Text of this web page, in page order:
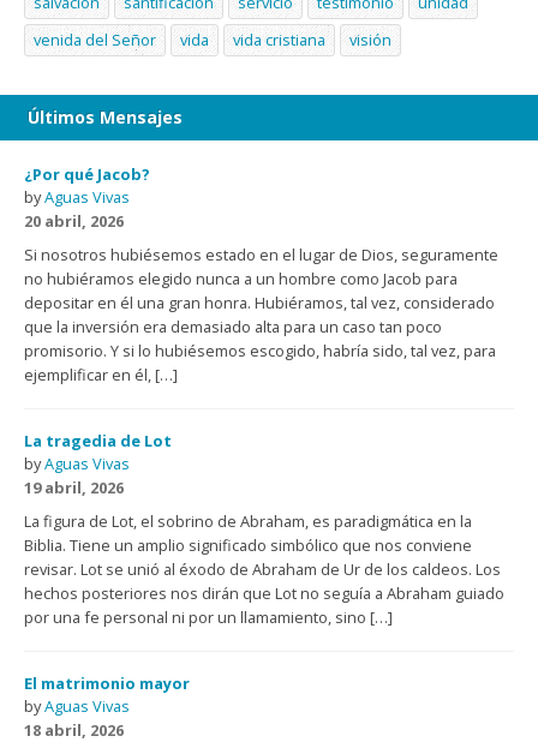
venida del Señor
vida vida cristiana visión
Últimos Mensajes
¿Por qué Jacob?
byAguas Vivas
20 abril, 2026
Si nosotros hubiésemos estado en el lugar de Dios, seguramente
no hubiéramos elegido nunca a un hombre como Jacob para
depositar en él una gran honra. Hubiéramos, tal vez, considerado
que la inversión era demasiado alta para un caso tan poco
promisorio. Y si lo hubiésemos escogido, habría sido, tal vez, para
ejemplificar en él, […]
La tragedia de Lot
byAguas Vivas
19 abril, 2026
La figura de Lot, el sobrino de Abraham, es paradigmática en la
Biblia. Tiene un amplio significado simbólico que nos conviene
revisar. Lot se unió al éxodo de Abraham de Ur de los caldeos. Los
hechos posteriores nos dirán que Lot no seguía a Abraham guiado
por una fe personal ni por un llamamiento, sino […]
El matrimonio mayor
byAguas Vivas
18 abril, 2026